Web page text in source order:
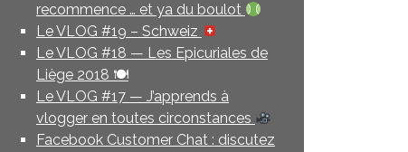
recommence … et ya du boulot
Le VLOG #19 – Schweiz
Le VLOG #18 — Les Epicuriales de
Liège 2018 🍽
Le VLOG #17 — J’apprends à
vlogger en toutes circonstances
Facebook Customer Chat : discutez